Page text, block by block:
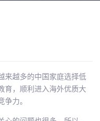
来越多的中国家庭选择低
育，顺利进入海外优质大
力。